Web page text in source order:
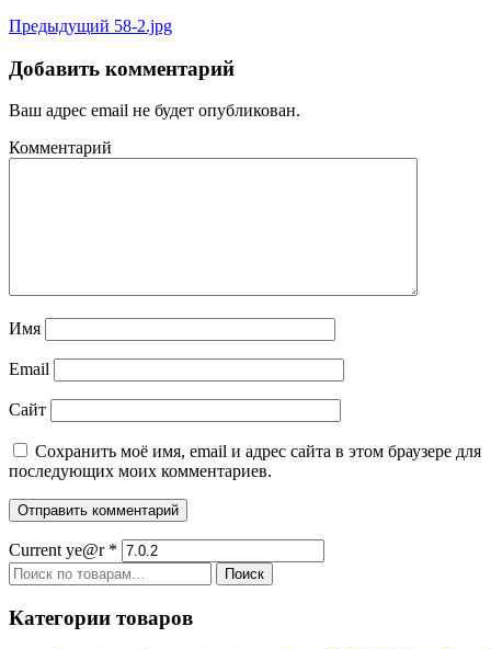
Навигация
по
записям
Предыдущая
Предыдущий 58-2.jpg
Добавить комментарий
Ваш адрес email не будет опубликован.
Комментарий
Имя
Email
Сайт
Сохранить моё имя, email и адрес сайта в этом браузере для
последующих моих комментариев.
Current ye@r *
Искать:
Поиск
Категории товаров